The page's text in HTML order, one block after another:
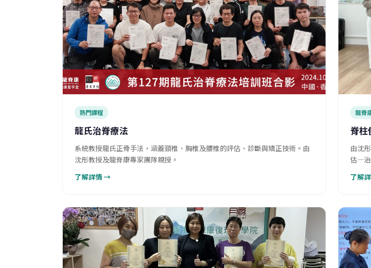
熱門課程
龍氏治脊療法
系統教授龍氏正骨手法，涵蓋頸椎、胸椎及腰椎的評估、診斷與矯正技術。由
沈彤教授及龍脊康專家團隊親授。
了解詳情 →
龍脊
脊柱
由沈
估—治
了解